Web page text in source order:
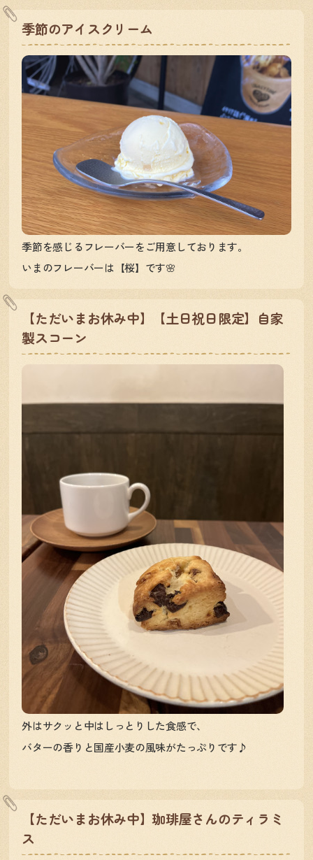
季節のアイスクリーム
季節を感じるフレーバーをご用意しております。
いまのフレーバーは【桜】です🌸
【ただいまお休み中】【土日祝日限定】自家
製スコーン
外はサクッと中はしっとりした食感で、
バターの香りと国産小麦の風味がたっぷりです♪
【ただいまお休み中】珈琲屋さんのティラミ
ス